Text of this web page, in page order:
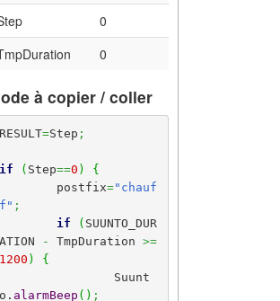
0
0
à copier / coller
RESULT=Step ;
if ( Step==0 )
{
	postfix
="chauf
f" ;
if
( SUUNTO_DUR
ATION
- TmpDuration >=
1200 )
{
o. alarmBeep ( ) ;